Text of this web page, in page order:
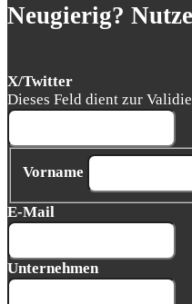
Neugierig?
X/Twitter
Dieses Feld dient zur
Vorname
E-Mail
Unternehmen